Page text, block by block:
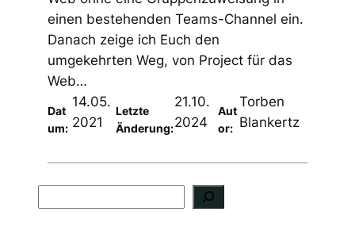
einen bestehenden Teams-Channel ein.
Danach zeige ich Euch den
umgekehrten Weg, von Project für das
Web…
Dat
um:
14.05.
2021
Letzte
Änderung:
21.10.
2024
Aut
or:
Torben
Blankertz